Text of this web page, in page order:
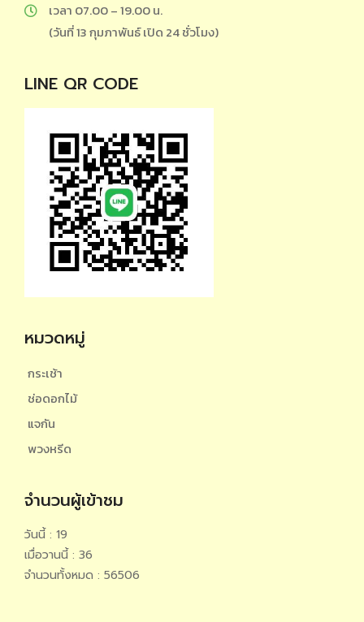
เวลา 07.00 – 19.00 น.
(วันที่ 13 กุมภาพันธ์ เปิด 24 ชั่วโมง)
LINE QR CODE
หมวดหมู่
กระเช้า
ช่อดอกไม้
แจกัน
พวงหรีด
จำนวนผู้เข้าชม
วันนี้ : 19
เมื่อวานนี้ : 36
จำนวนทั้งหมด : 56506